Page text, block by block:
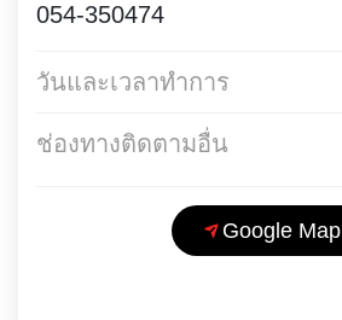
054-350474
วันและเวลาทำการ
ช่องทางติดตามอื่น
Google Map